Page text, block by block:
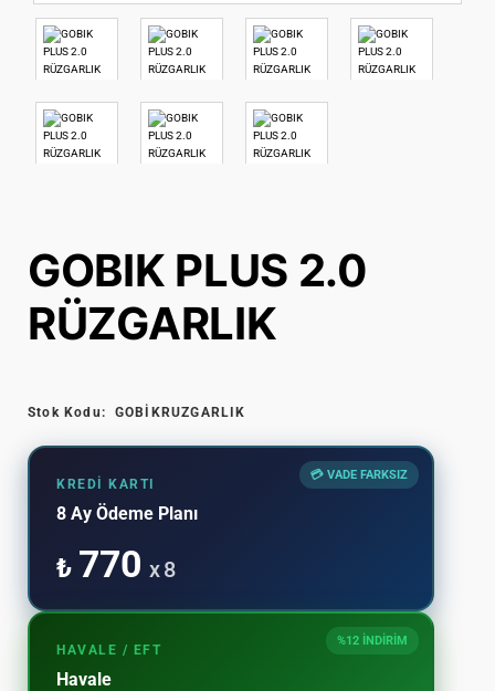
GOBIK PLUS 2.0
RÜZGARLIK
Stok Kodu: GOBİKRUZGARLIK
💳 VADE FARKSIZ
KREDI KARTI
8 Ay Ödeme Planı
₺770 x 8
%12 İNDİRİM
HAVALE / EFT
Havale